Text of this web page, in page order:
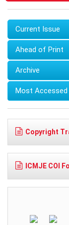
Current Issue
Ahead of Print
Archive
Most
Copyright
ICMJE COI